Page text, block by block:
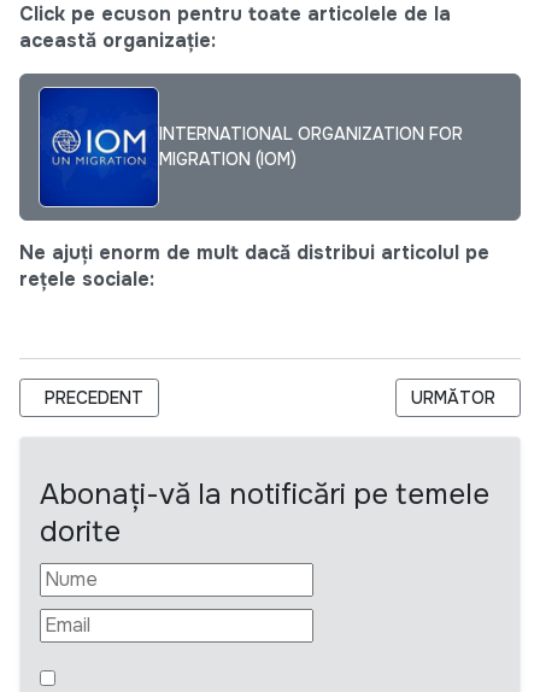
Click pe ecuson pentru toate articolele de la
această organizație:
INTERNATIONAL ORGANIZATION FOR
MIGRATION (IOM)
Ne ajuți enorm de mult dacă distribui articolul pe
rețele sociale:
ARTICOL PRECEDENT: APEL DE PROPUNERI - GRANTURI
PRECEDENT ARTICOLUL
URMĂTOR
Abonați-vă la notificări pe temele
dorite